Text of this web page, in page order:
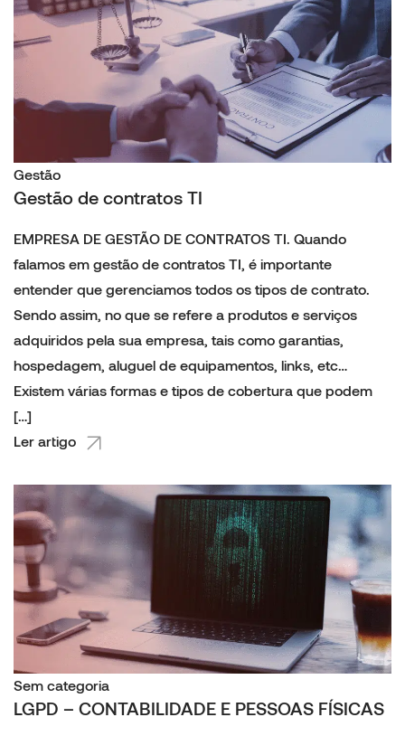
Gestão
Gestão de contratos TI
EMPRESA DE GESTÃO DE CONTRATOS TI. Quando
falamos em gestão de contratos TI, é importante
entender que gerenciamos todos os tipos de contrato.
Sendo assim, no que se refere a produtos e serviços
adquiridos pela sua empresa, tais como garantias,
hospedagem, aluguel de equipamentos, links, etc…
Existem várias formas e tipos de cobertura que podem
[…]
Ler artigo
Sem categoria
LGPD – CONTABILIDADE E PESSOAS FÍSICAS